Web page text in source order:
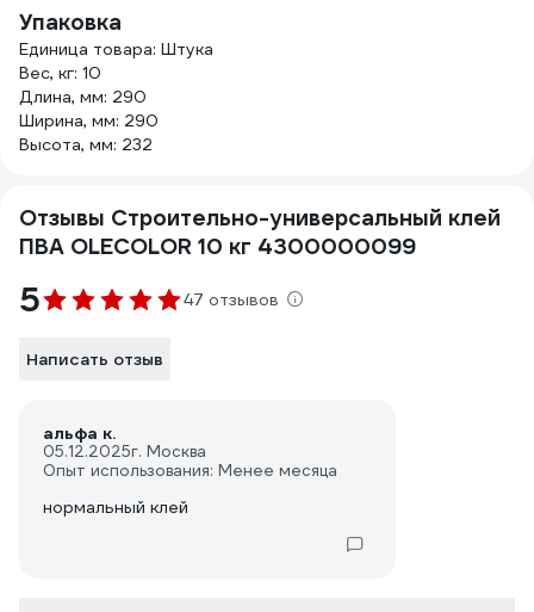
Упаковка
Единица товара: Штука
Вес, кг: 10
Длина, мм: 290
Ширина, мм: 290
Высота, мм: 232
Отзывы Строительно-универсальный клей
ПВА OLECOLOR 10 кг 4300000099
5 47 отзывов
Написать отзыв
альфа к.
05.12.2025г. Москва
Опыт использования: Менее месяца
нормальный клей